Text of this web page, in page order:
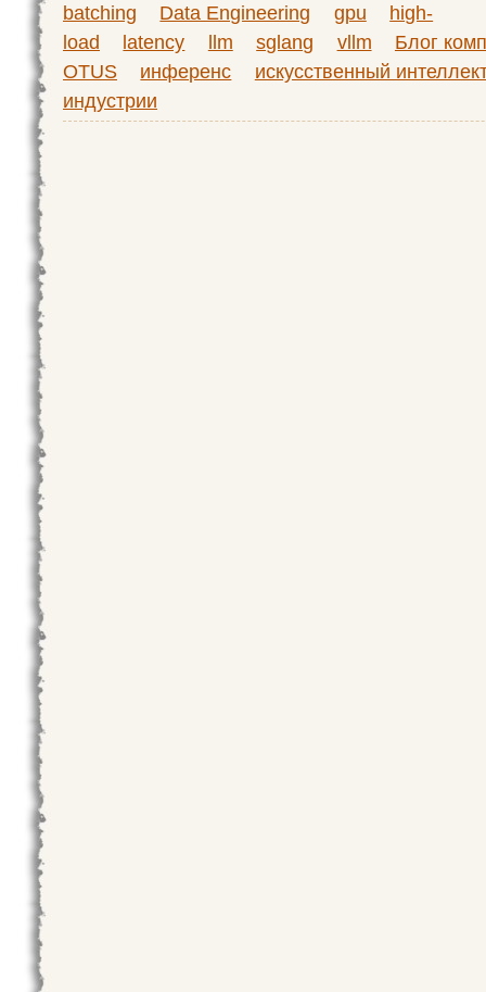
batching
Data Engineering gpu
high-
load
latency llm sglang vllm
Блог
OTUS
инференс
искусственный
индустрии